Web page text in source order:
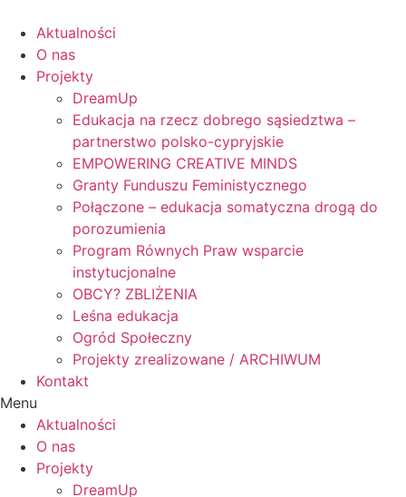
content
Aktualności
O nas
Projekty
DreamUp
Edukacja na rzecz dobrego sąsiedztwa –
partnerstwo polsko-cypryjskie
EMPOWERING CREATIVE MINDS
Granty Funduszu Feministycznego
Połączone – edukacja somatyczna drogą do
porozumienia
Program Równych Praw wsparcie
instytucjonalne
OBCY? ZBLIŻENIA
Leśna edukacja
Ogród Społeczny
Projekty zrealizowane / ARCHIWUM
Kontakt
Menu
Aktualności
O nas
Projekty
DreamUp